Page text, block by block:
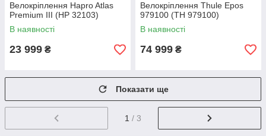
Велокріплення Hapro Atlas
Premium III (HP 32103)
В наявності
23 999 ₴
Велокріплення Thule Epos
979100 (TH 979100)
В наявності
74 999 ₴
Показати ще
1 / 3